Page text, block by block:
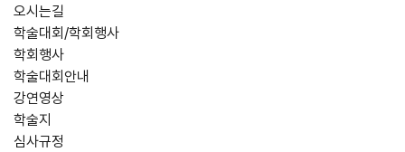
오시는길
학술대회/학회행사
학회행사
학술대회안내
강연영상
학술지
심사규정